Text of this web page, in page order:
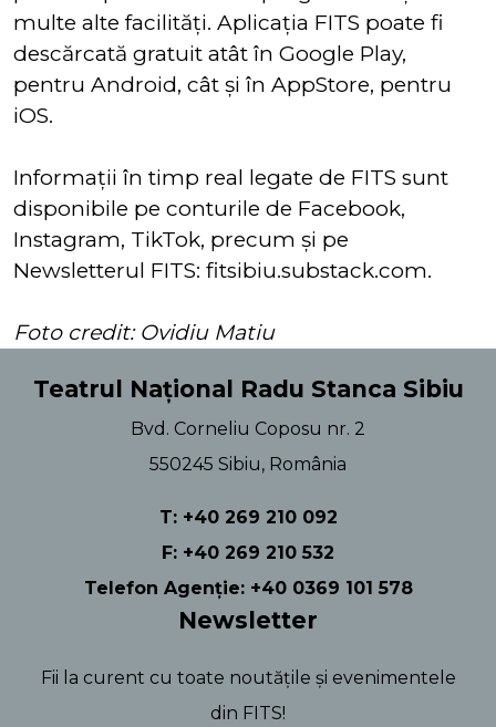
multe alte facilități. Aplicaţia FITS poate fi
descărcată gratuit atât în Google Play,
pentru Android, cât și în AppStore, pentru
iOS.
Informații în timp real legate de FITS sunt
disponibile pe conturile de Facebook,
Instagram, TikTok, precum și pe
Newsletterul FITS: fitsibiu.substack.com.
Foto credit: Ovidiu Matiu
Teatrul Național Radu Stanca Sibiu
Bvd. Corneliu Coposu nr. 2
550245 Sibiu, România
T: +40 269 210 092
F: +40 269 210 532
Telefon Agenție: +40 0369 101 578
Newsletter
Fii la curent cu toate noutățile și evenimentele
din FITS!